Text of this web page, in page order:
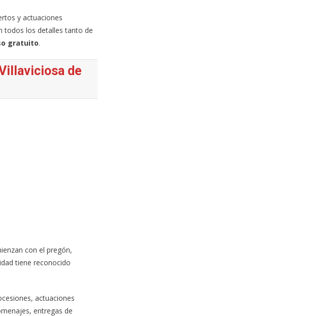
y actuaciones
todos los detalles tanto de
gratuito.
de
con el pregón,
tiene reconocido
actuaciones
entregas de